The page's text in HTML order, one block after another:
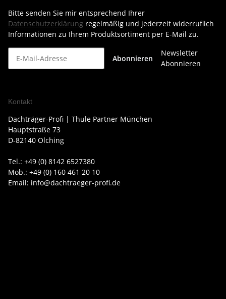
Bitte senden Sie mir entsprechend Ihrer
Datenschutzerklärung regelmäßig und jederzeit widerruflich
Informationen zu Ihrem Produktsortiment per E-Mail zu.
Abonnieren
Newsletter
Abonnieren
Kontakt
Dachträger-Profi | Thule Partner München
Hauptstraße 73
D-82140 Olching
Tel.: +49 (0) 8142 6527380
Mob.: +49 (0) 160 461 20 10
Email: info@dachtraeger-profi.de